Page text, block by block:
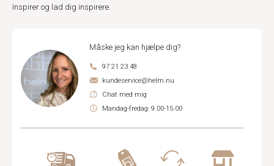
Inspirer og lad dig inspirere.
Måske jeg kan hjælpe dig?
97 21 23 48
kundeservice@helm.nu
Chat med mig
Mandag-fredag: 9.00-15.00